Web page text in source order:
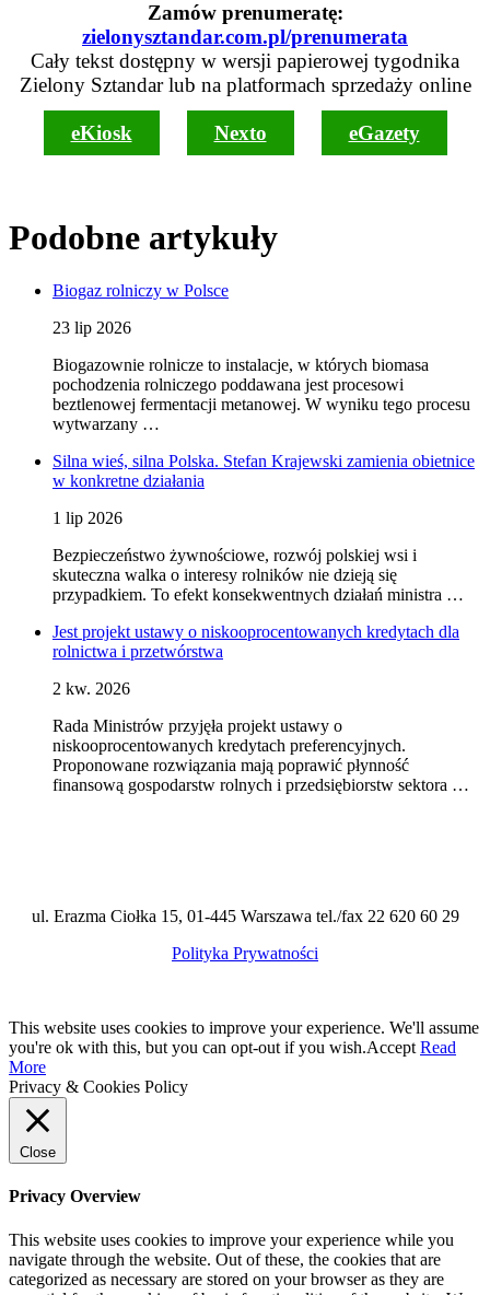
Zamów prenumeratę:
zielonysztandar.com.pl/prenumerata
Cały tekst dostępny w wersji papierowej tygodnika
Zielony Sztandar lub na platformach sprzedaży online
eKiosk Nexto eGazety
Podobne artykuły
Biogaz rolniczy w Polsce
23 lip 2026
Biogazownie rolnicze to instalacje, w których biomasa
pochodzenia rolniczego poddawana jest procesowi
beztlenowej fermentacji metanowej. W wyniku tego procesu
wytwarzany …
Silna wieś, silna Polska. Stefan Krajewski zamienia obietnice
w konkretne działania
1 lip 2026
Bezpieczeństwo żywnościowe, rozwój polskiej wsi i
skuteczna walka o interesy rolników nie dzieją się
przypadkiem. To efekt konsekwentnych działań ministra …
Jest projekt ustawy o niskooprocentowanych kredytach dla
rolnictwa i przetwórstwa
2 kw. 2026
Rada Ministrów przyjęła projekt ustawy o
niskooprocentowanych kredytach preferencyjnych.
Proponowane rozwiązania mają poprawić płynność
finansową gospodarstw rolnych i przedsiębiorstw sektora …
ul. Erazma Ciołka 15, 01-445 Warszawa tel./fax 22 620 60 29
Polityka Prywatności
This website uses cookies to improve your experience. We'll assume
you're ok with this, but you can opt-out if you wish.Accept Read
More
Privacy & Cookies Policy
Close
Privacy Overview
This website uses cookies to improve your experience while you
navigate through the website. Out of these, the cookies that are
categorized as necessary are stored on your browser as they are